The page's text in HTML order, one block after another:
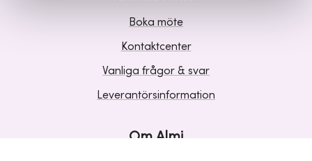
Boka möte
Kontaktcenter
Vanliga frågor & svar
Leverantörsinformation
Om Almi